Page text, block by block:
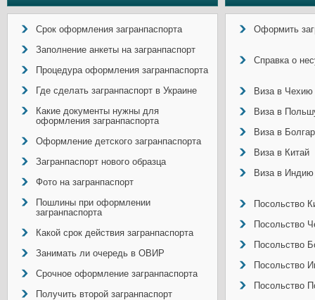
Срок оформления загранпаспорта
Заполнение анкеты на загранпаспорт
Процедура оформления загранпаспорта
Где сделать загранпаспорт в Украине
Какие документы нужны для
оформления загранпаспорта
Оформление детского загранпаспорта
Загранпаспорт нового образца
Фото на загранпаспорт
Пошлины при оформлении
загранпаспорта
Какой срок действия загранпаспорта
Занимать ли очередь в ОВИР
Срочное оформление загранпаспорта
Получить второй загранпаспорт
Оформить
Справка о
Виза в Чехию
Виза в
Виза в
Виза в Китай
Виза в Индию
Посольство
Посольство
Посольство
Посольство
Посольство